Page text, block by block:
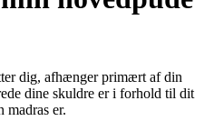
dig, afhænger primært af din
dine skuldre er i forhold til dit
madras er.